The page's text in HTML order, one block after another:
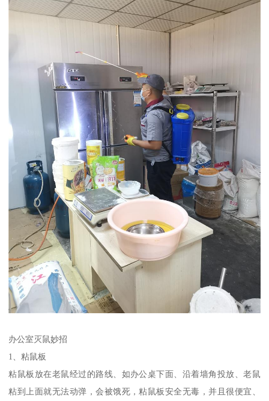
办公室灭鼠妙招
1、粘鼠板
粘鼠板放在老鼠经过的路线、如办公桌下面、沿着墙角投放、老鼠
粘到上面就无法动弹，会被饿死，粘鼠板安全无毒，并且很便宜、